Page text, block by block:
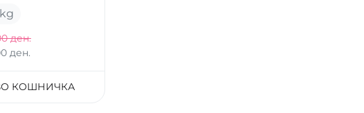
kg
ден.
ден.
КОШНИЧКА